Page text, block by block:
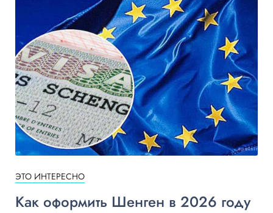
ЭТО ИНТЕРЕСНО
Как оформить Шенген в 2026 году